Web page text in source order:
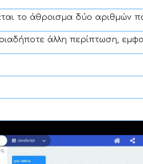
το άθροισμα δύο αριθμών
άλλη περίπτωση,